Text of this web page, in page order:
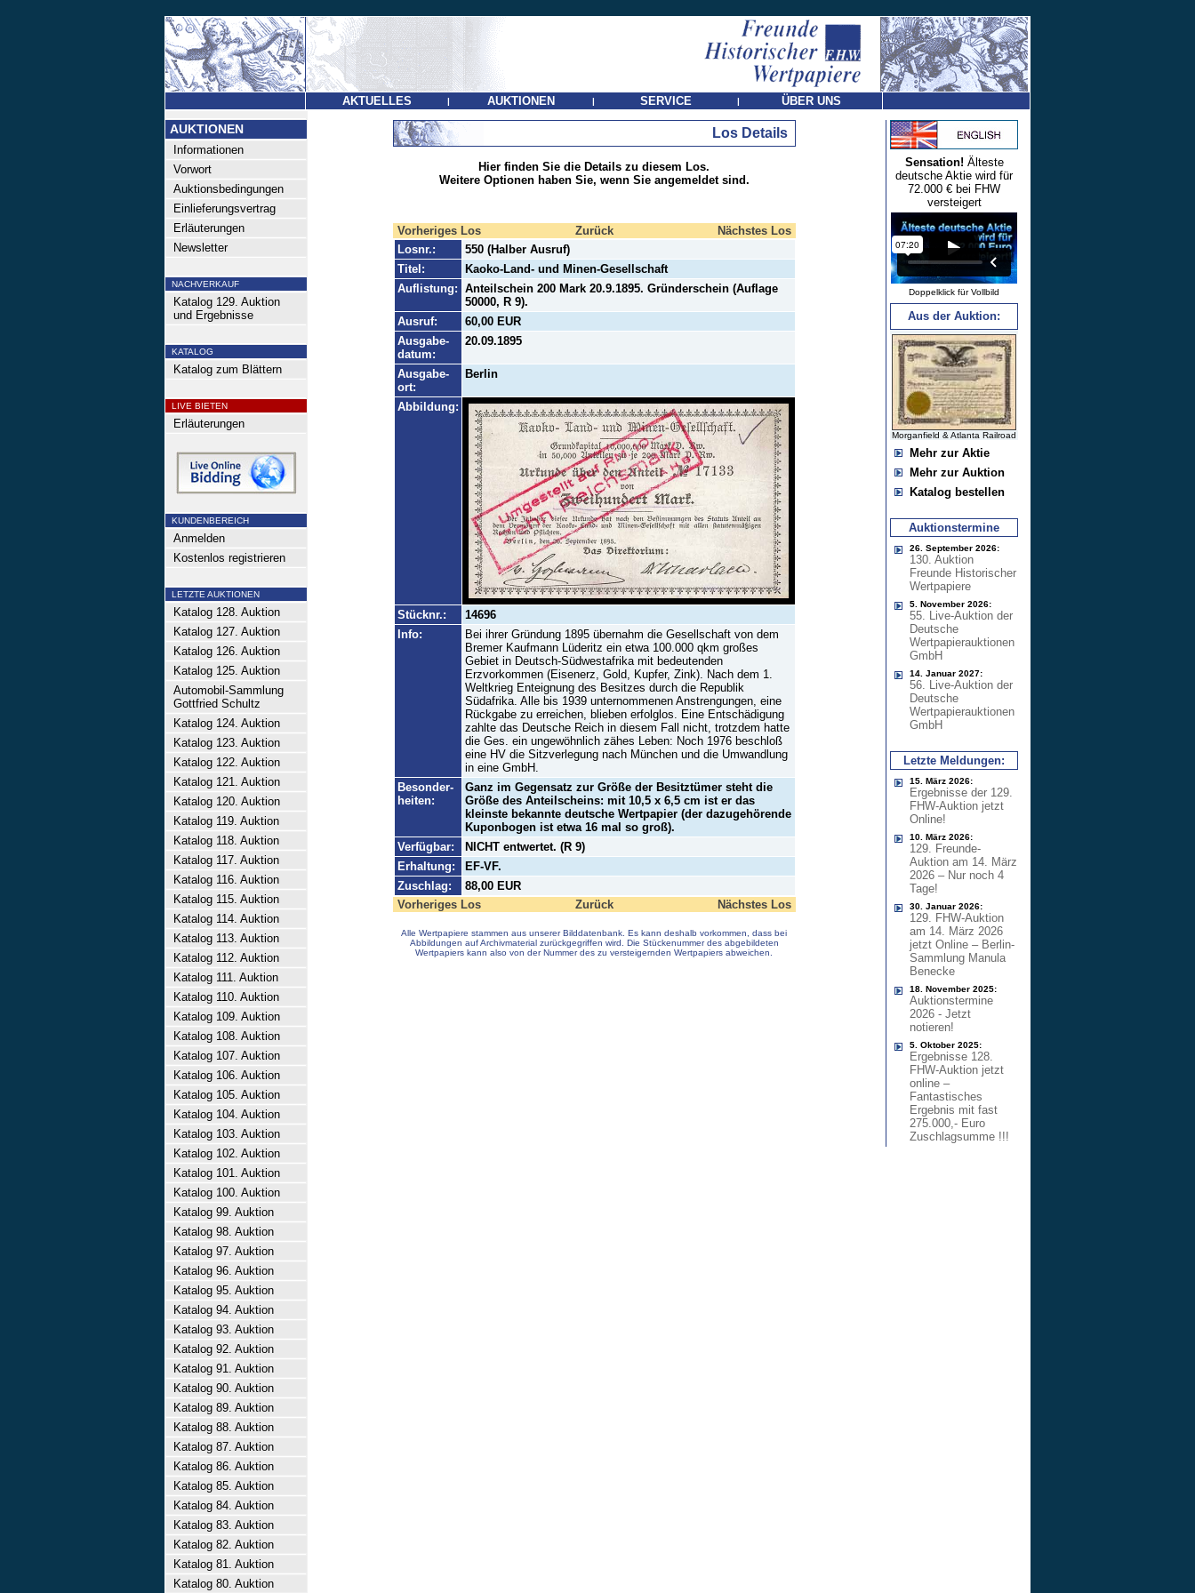
AKTUELLES | AUKTIONEN | SERVICE | ÜBER UNS
AUKTIONEN
Informationen
Vorwort
Auktionsbedingungen
Einlieferungsvertrag
Erläuterungen
Newsletter
NACHVERKAUF
Katalog 129. Auktion
und Ergebnisse
KATALOG
Katalog zum Blättern
LIVE BIETEN
Erläuterungen
KUNDENBEREICH
Anmelden
Kostenlos registrieren
LETZTE AUKTIONEN
Katalog 128. Auktion
Katalog 127. Auktion
Katalog 126. Auktion
Katalog 125. Auktion
Automobil-Sammlung
Gottfried Schultz
Katalog 124. Auktion
Katalog 123. Auktion
Katalog 122. Auktion
Katalog 121. Auktion
Katalog 120. Auktion
Katalog 119. Auktion
Katalog 118. Auktion
Katalog 117. Auktion
Katalog 116. Auktion
Katalog 115. Auktion
Katalog 114. Auktion
Katalog 113. Auktion
Katalog 112. Auktion
Katalog 111. Auktion
Katalog 110. Auktion
Katalog 109. Auktion
Katalog 108. Auktion
Katalog 107. Auktion
Katalog 106. Auktion
Katalog 105. Auktion
Katalog 104. Auktion
Katalog 103. Auktion
Katalog 102. Auktion
Katalog 101. Auktion
Katalog 100. Auktion
Katalog 99. Auktion
Katalog 98. Auktion
Katalog 97. Auktion
Katalog 96. Auktion
Katalog 95. Auktion
Katalog 94. Auktion
Katalog 93. Auktion
Katalog 92. Auktion
Katalog 91. Auktion
Katalog 90. Auktion
Katalog 89. Auktion
Katalog 88. Auktion
Katalog 87. Auktion
Katalog 86. Auktion
Katalog 85. Auktion
Katalog 84. Auktion
Katalog 83. Auktion
Katalog 82. Auktion
Katalog 81. Auktion
Katalog 80. Auktion
Los Details
Hier finden Sie die Details zu diesem Los.
Weitere Optionen haben Sie, wenn Sie angemeldet sind.
Vorheriges Los Zurück
Nächstes Los
Losnr.:
550 (Halber Ausruf)
Titel:
Kaoko-Land- und Minen-Gesellschaft
Auflistung: Anteilschein 200 Mark 20.9.1895. Gründerschein (Auflage
50000, R 9).
Ausruf:
60,00 EUR
Ausgabe-
datum:
20.09.1895
Ausgabe-
ort:
Berlin
Abbildung:
Stücknr.:
14696
Info:
Bei ihrer Gründung 1895 übernahm die Gesellschaft von dem
Bremer Kaufmann Lüderitz ein etwa 100.000 qkm großes
Gebiet in Deutsch-Südwestafrika mit bedeutenden
Erzvorkommen (Eisenerz, Gold, Kupfer, Zink). Nach dem 1.
Weltkrieg Enteignung des Besitzes durch die Republik
Südafrika. Alle bis 1939 unternommenen Anstrengungen, eine
Rückgabe zu erreichen, blieben erfolglos. Eine Entschädigung
zahlte das Deutsche Reich in diesem Fall nicht, trotzdem hatte
die Ges. ein ungewöhnlich zähes Leben: Noch 1976 beschloß
eine HV die Sitzverlegung nach München und die Umwandlung
in eine GmbH.
Besonder-
heiten:
Ganz im Gegensatz zur Größe der Besitztümer steht die
Größe des Anteilscheins: mit 10,5 x 6,5 cm ist er das
kleinste bekannte deutsche Wertpapier (der dazugehörende
Kuponbogen ist etwa 16 mal so groß).
Verfügbar:
NICHT entwertet. (R 9)
Erhaltung:
EF-VF.
Zuschlag:
88,00 EUR
Vorheriges Los
Zurück Nächstes Los
Alle Wertpapiere stammen aus unserer Bilddatenbank. Es kann deshalb vorkommen, dass bei
Abbildungen auf Archivmaterial zurückgegriffen wird. Die Stückenummer des abgebildeten
Wertpapiers kann also von der Nummer des zu versteigernden Wertpapiers abweichen.
Sensation! Älteste
deutsche Aktie wird für
72.000 € bei FHW
versteigert
Doppelklick für Vollbild
Aus der Auktion:
Morganfield & Atlanta Railroad
Mehr zur Aktie
Mehr zur Auktion
Katalog bestellen
Auktionstermine
26. September 2026:
130. Auktion
Freunde Historischer
Wertpapiere
5. November 2026:
55. Live-Auktion der
Deutsche
Wertpapierauktionen
GmbH
14. Januar 2027:
56. Live-Auktion der
Deutsche
Wertpapierauktionen
GmbH
Letzte Meldungen:
15. März 2026:
Ergebnisse der 129.
FHW-Auktion jetzt
Online!
10. März 2026:
129. Freunde-
Auktion am 14. März
2026 – Nur noch 4
Tage!
30. Januar 2026:
129. FHW-Auktion
am 14. März 2026
jetzt Online – Berlin-
Sammlung Manula
Benecke
18. November 2025:
Auktionstermine
2026 - Jetzt
notieren!
5. Oktober 2025:
Ergebnisse 128.
FHW-Auktion jetzt
online –
Fantastisches
Ergebnis mit fast
275.000,- Euro
Zuschlagsumme !!!